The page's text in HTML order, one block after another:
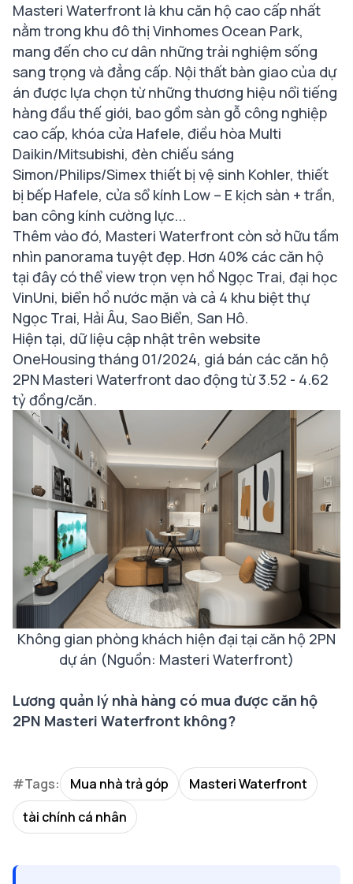
Masteri Waterfront là khu căn hộ cao cấp nhất
nằm trong khu đô thị Vinhomes Ocean Park,
mang đến cho cư dân những trải nghiệm sống
sang trọng và đẳng cấp. Nội thất bàn giao của dự
án được lựa chọn từ những thương hiệu nổi tiếng
hàng đầu thế giới, bao gồm sàn gỗ công nghiệp
cao cấp, khóa cửa Hafele, điều hòa Multi
Daikin/Mitsubishi, đèn chiếu sáng
Simon/Philips/Simex thiết bị vệ sinh Kohler, thiết
bị bếp Hafele, cửa sổ kính Low – E kịch sàn + trần,
ban công kính cường lực...
Thêm vào đó, Masteri Waterfront còn sở hữu tầm
nhìn panorama tuyệt đẹp. Hơn 40% các căn hộ
tại đây có thể view trọn vẹn hồ Ngọc Trai, đại học
VinUni, biển hồ nước mặn và cả 4 khu biệt thự
Ngọc Trai, Hải Âu, Sao Biển, San Hô.
Hiện tại, dữ liệu cập nhật trên website
OneHousing tháng 01/2024, giá bán các căn hộ
2PN Masteri Waterfront dao động từ 3.52 - 4.62
tỷ đồng/căn.
Không gian phòng khách hiện đại tại căn hộ 2PN
dự án (Nguồn: Masteri Waterfront)
Lương quản lý nhà hàng có mua được căn hộ
2PN Masteri Waterfront không?
#Tags: Mua nhà trả góp
Masteri Waterfront
tài chính cá nhân